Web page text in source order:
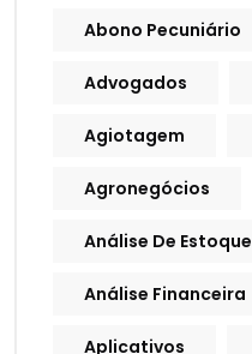
Abono Pecuniário
Advogados
Agiotagem
Agronegócios
Análise De Estoque
Análise Financeira
Aplicativos